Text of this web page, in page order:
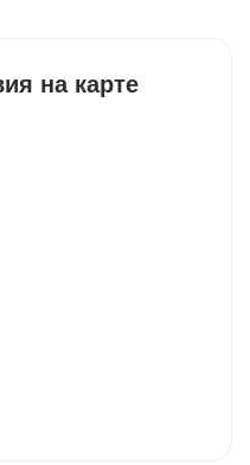
на карте